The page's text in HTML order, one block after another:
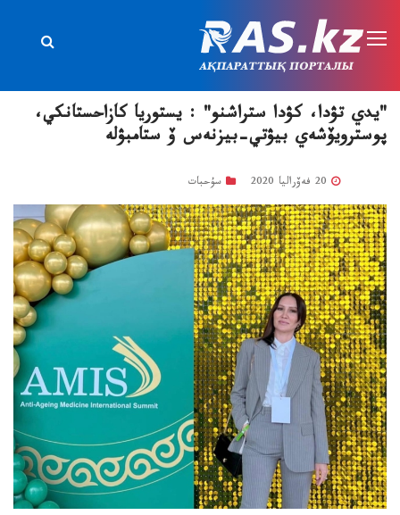
"يدي تۋدا، كۋدا ستراشنو" : يستوريا كازاحستانكي،
پوسترويۆشەي بيۋتي-بيزنەس ۆ ستامبۋلە
سۇحبات